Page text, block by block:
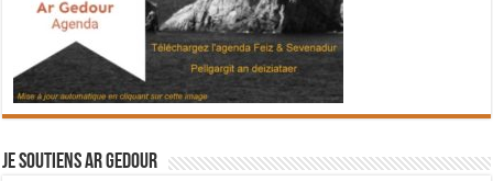
Je soutiens Ar Gedour